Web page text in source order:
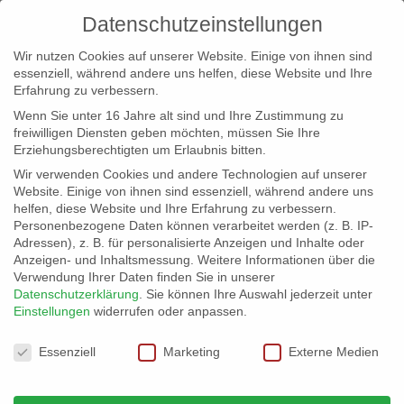
info@erfolgreich-events.de
+4940 46 777 230
Datenschutzeinstellungen
Wir nutzen Cookies auf unserer Website. Einige von ihnen sind
essenziell, während andere uns helfen, diese Website und Ihre
Erfahrung zu verbessern.
Wenn Sie unter 16 Jahre alt sind und Ihre Zustimmung zu
freiwilligen Diensten geben möchten, müssen Sie Ihre
Erziehungsberechtigten um Erlaubnis bitten.
Wir verwenden Cookies und andere Technologien auf unserer
Website. Einige von ihnen sind essenziell, während andere uns
helfen, diese Website und Ihre Erfahrung zu verbessern.
Personenbezogene Daten können verarbeitet werden (z. B. IP-
Adressen), z. B. für personalisierte Anzeigen und Inhalte oder
Anzeigen- und Inhaltsmessung. Weitere Informationen über die
Verwendung Ihrer Daten finden Sie in unserer
Datenschutzerklärung
Sie können Ihre Auswahl jederzeit unter
Einstellungen widerrufen oder anpassen.
Datenschutzeinstellungen
Essenziell Marketing Externe Medien